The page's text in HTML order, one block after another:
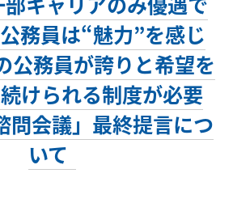
務員は“魅力”を感じ
公務員が誇りと希望を
けられる制度が必要
問会議」最終提言につ
いて